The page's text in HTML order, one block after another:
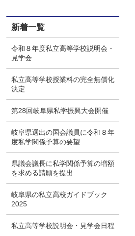
新着一覧
令和８年度私立高等学校説明会・
見学会
私立高等学校授業料の完全無償化
決定
第28回岐阜県私学振興大会開催
岐阜県選出の国会議員に令和８年
度私学関係予算の要望
県議会議長に私学関係予算の増額
を求める請願を提出
岐阜県の私立高校ガイドブック
2025
私立高等学校説明会・見学会日程